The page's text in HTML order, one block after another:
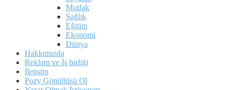
Mutfak
Sağlık
Eğitim
Ekonomi
Dünya
Hakkımızda
Reklam ve İş birliği
İletişim
Pozy Gönüllüsü Ol